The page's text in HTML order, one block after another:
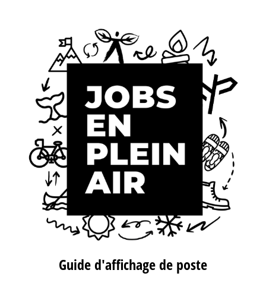
Guide d'affichage de poste